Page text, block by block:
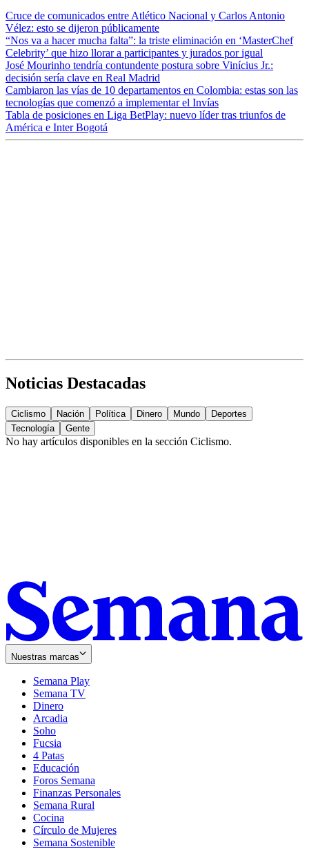
Cruce de comunicados entre Atlético Nacional y Carlos Antonio
Vélez: esto se dijeron públicamente
“Nos va a hacer mucha falta”: la triste eliminación en ‘MasterChef
Celebrity’ que hizo llorar a participantes y jurados por igual
José Mourinho tendría contundente postura sobre Vinícius Jr.:
decisión sería clave en Real Madrid
Cambiaron las vías de 10 departamentos en Colombia: estas son las
tecnologías que comenzó a implementar el Invías
Tabla de posiciones en Liga BetPlay: nuevo líder tras triunfos de
América e Inter Bogotá
Noticias Destacadas
Ciclismo Nación Política Dinero Mundo
Deportes
Tecnología
Gente
No hay artículos disponibles en la sección Ciclismo.
Nuestras marcas
Semana Play
Semana TV
Dinero
Arcadia
Soho
in
new
window
Fucsia
in
new
window
4 Patas
Educación
Foros Semana
Finanzas Personales
Semana Rural
Cocina
Círculo de Mujeres
Semana Sostenible